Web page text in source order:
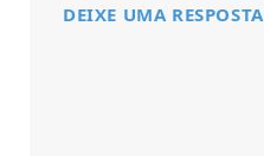
DEIXE UMA RESPOSTA